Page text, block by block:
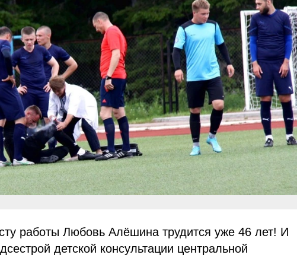
работы Любовь Алёшина трудится уже 46 лет! И
детской консультации центральной